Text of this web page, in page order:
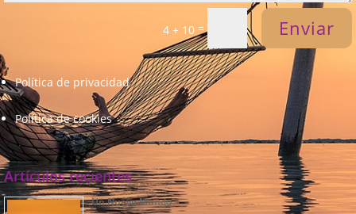
4 + 10 = Enviar
Política de privacidad
Política de cookies
Artículos recientes
Un Nuevo Mundo